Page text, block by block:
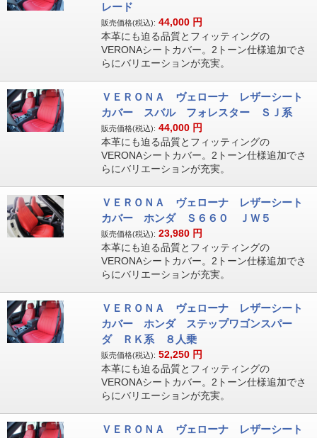
レード
販売価格(税込): 44,000 円
本革にも迫る品質とフィッティングの
VERONAシートカバー。2トーン仕様追加でさ
らにバリエーションが充実。
ＶＥＲＯＮＡ ヴェローナ レザーシート
カバー スバル フォレスター ＳＪ系
販売価格(税込): 44,000 円
本革にも迫る品質とフィッティングの
VERONAシートカバー。2トーン仕様追加でさ
らにバリエーションが充実。
ＶＥＲＯＮＡ ヴェローナ レザーシート
カバー ホンダ Ｓ６６０ ＪＷ５
販売価格(税込): 23,980 円
本革にも迫る品質とフィッティングの
VERONAシートカバー。2トーン仕様追加でさ
らにバリエーションが充実。
ＶＥＲＯＮＡ ヴェローナ レザーシート
カバー ホンダ ステップワゴンスパー
ダ ＲＫ系 ８人乗
販売価格(税込): 52,250 円
本革にも迫る品質とフィッティングの
VERONAシートカバー。2トーン仕様追加でさ
らにバリエーションが充実。
ＶＥＲＯＮＡ ヴェローナ レザーシート